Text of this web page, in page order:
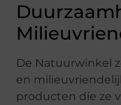
De Natuurwinkel
en
producten die ze